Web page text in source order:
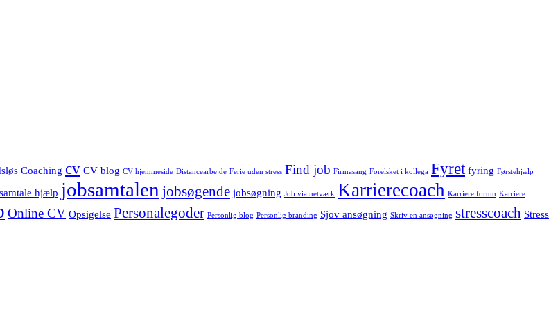
Coaching cv CV blog CV hjemmeside Distancearbejde Ferie uden stress Find job Firmasang Forelsket i kollega Fyret fyring Førstehjælp
hjælp jobsamtalen jobsøgende jobsøgning Job via netværk Karrierecoach Karriere forum Karriere
Online CV Opsigelse Personalegoder Personlig blog Personlig branding Sjov ansøgning Skriv en ansøgning stresscoach Stress